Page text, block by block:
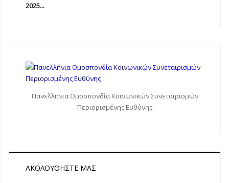
2025...
Πανελλήνια Ομοσπονδία Κοινωνικών Συνεταιρισμών
Περιορισμένης Ευθύνης
ΑΚΟΛΟΥΘΉΣΤΕ ΜΑΣ